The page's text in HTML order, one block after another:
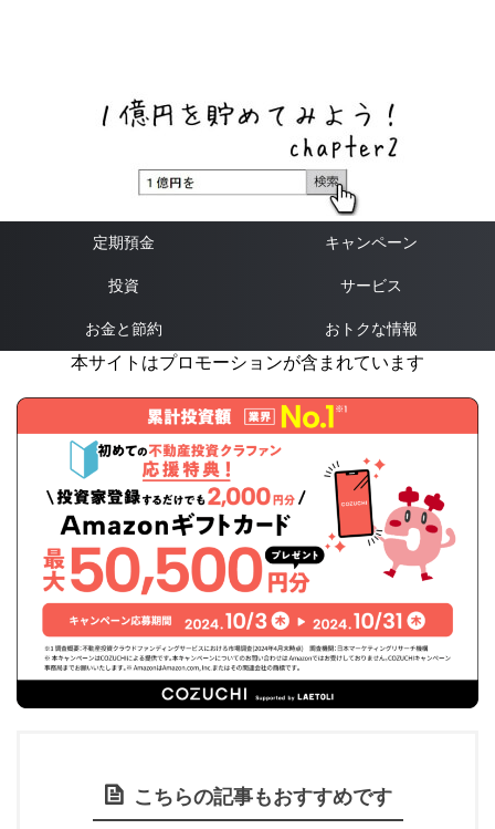
定期預金 キャンペーン
投資 サービス
お金と節約 おトクな情報
本サイトはプロモーションが含まれています
こちらの記事もおすすめです